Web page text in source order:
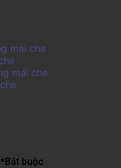
mái che
mái che
*Bắt buộc